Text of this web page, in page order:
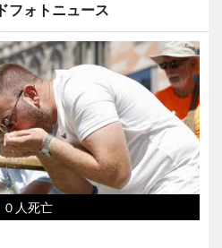
フォトニュース
０人死亡